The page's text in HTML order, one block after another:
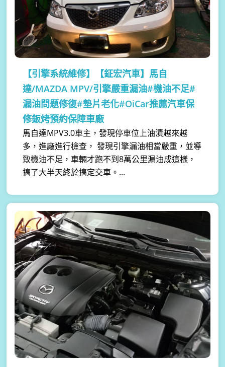
【引擎系統維修】
【鉦宏汽車】馬自
達/MAZDA MPV/引擎嚴重漏油#機油不足#
漏油問題修復#墊片老化#OiCar推薦汽車保
修鈑烤預約保障車廠
馬自達MPV3.0車主，發現停車位上油漬越來越
多，進廠進行檢查， 發現引擎漏油相當嚴重，並導
致機油不足，車輛才跑不到8萬公里漏油成這樣，
搞了大半天終於搞定交車。...